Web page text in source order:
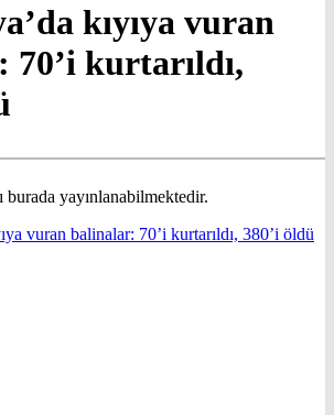
kıyıya vuran
kurtarıldı,
burada yayınlanabilmektedir.